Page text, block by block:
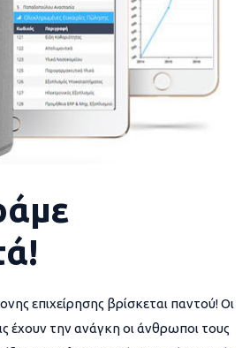
επιχείρησης βρίσκεται παντού! Οι
έχουν την ανάγκη οι άνθρωποι τους